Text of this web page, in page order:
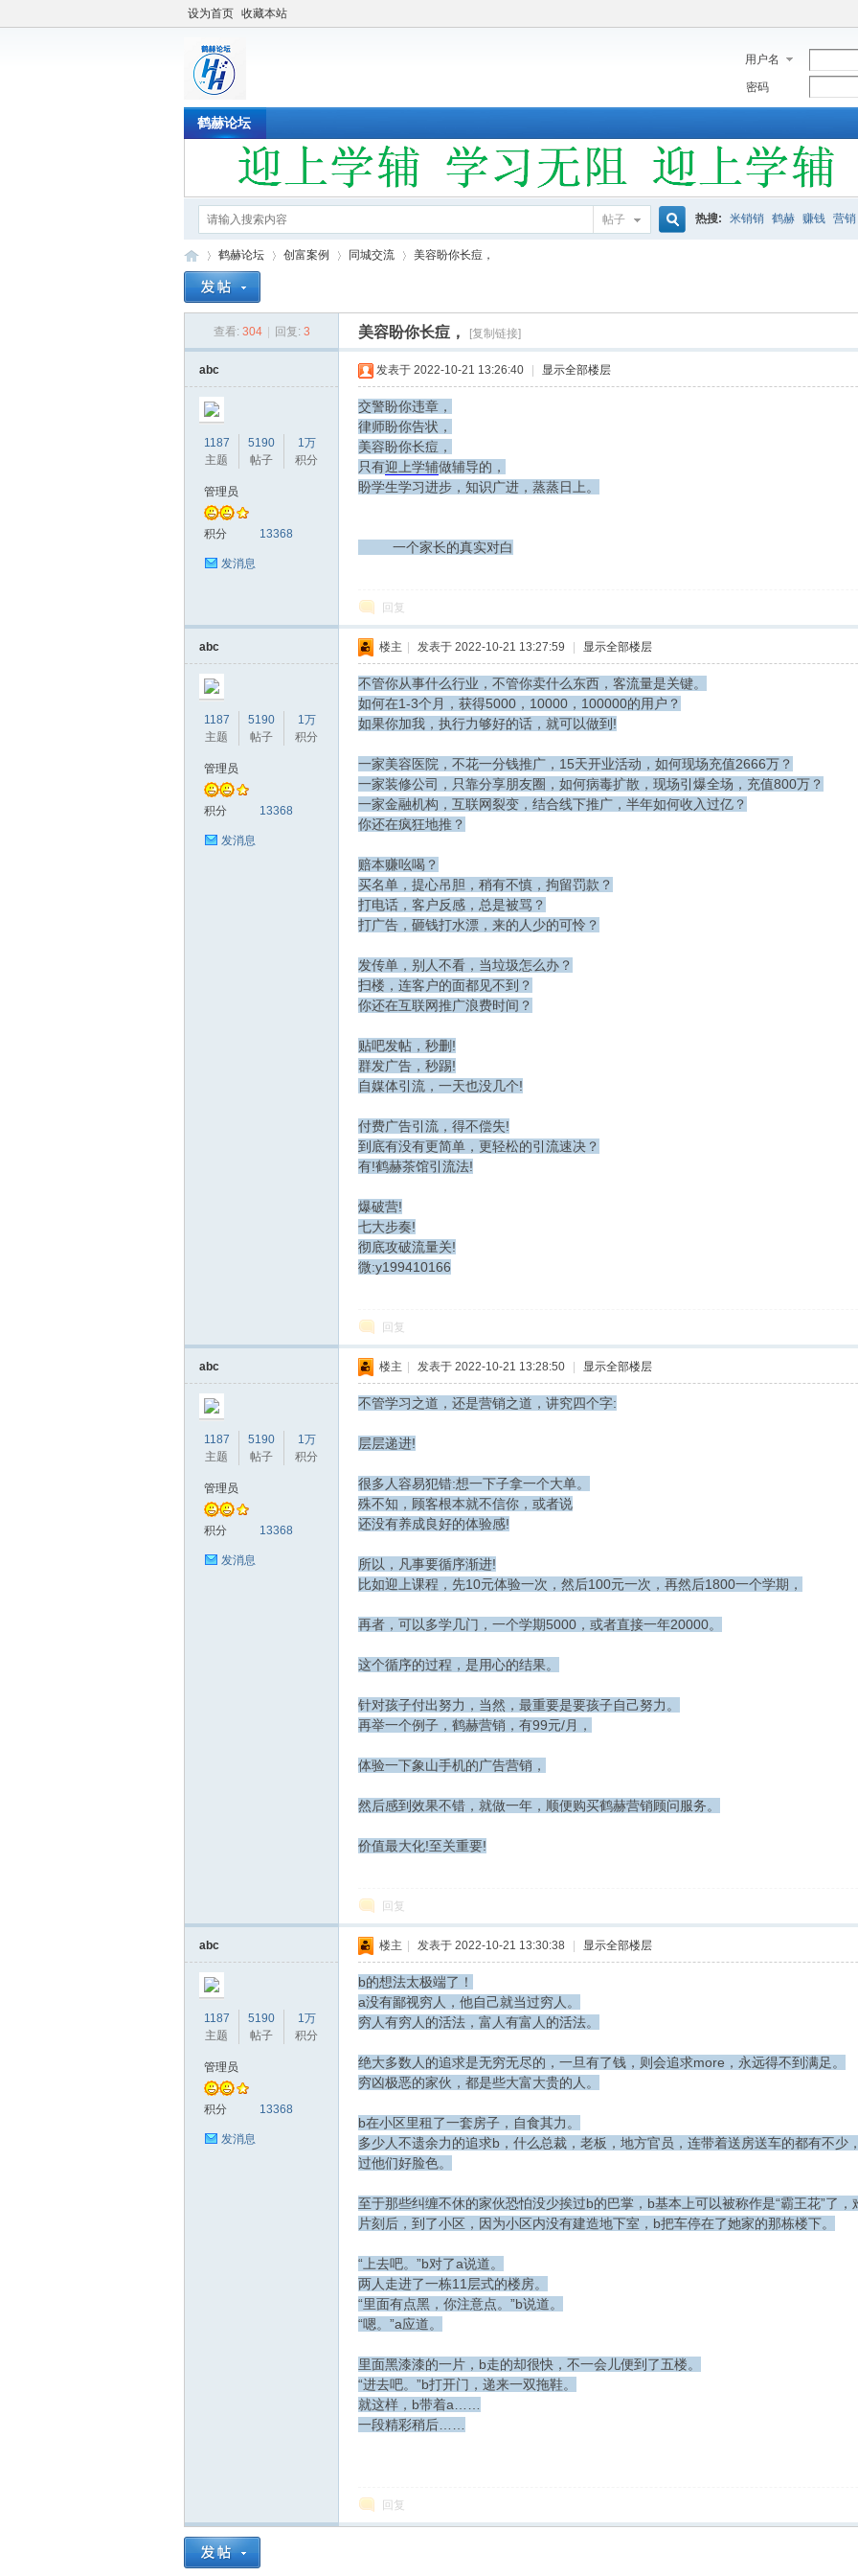
设为首页 收藏本站
用户名
密码
鹤赫论坛
帖子 热搜: 米销销 鹤赫 赚钱 营销
鹤赫论坛 创富案例 同城交流
›
美容盼你长痘，
查看: 304 回复: 3 美容盼你长痘， [复制链接]
abc
1187
主题
5190
帖子
1万
积分
管理员
积分 13368
发消息
发表于 2022-10-21 13:26:40 显示全部楼层
交警盼你违章，
律师盼你告状，
美容盼你长痘，
只有迎上学辅做辅导的，
盼学生学习进步，知识广进，蒸蒸日上。
一个家长的真实对白
回复
abc
1187
主题
5190
帖子
1万
积分
管理员
积分 13368
发消息
楼主 发表于 2022-10-21 13:27:59 显示全部楼层
不管你从事什么行业，不管你卖什么东西，客流量是关键。
如何在1-3个月，获得5000，10000，100000的用户？
如果你加我，执行力够好的话，就可以做到!
一家美容医院，不花一分钱推广，15天开业活动，如何现场充值2666万？
一家装修公司，只靠分享朋友圈，如何病毒扩散，现场引爆全场，充值800万？
一家金融机构，互联网裂变，结合线下推广，半年如何收入过亿？
你还在疯狂地推？
赔本赚吆喝？
买名单，提心吊胆，稍有不慎，拘留罚款？
打电话，客户反感，总是被骂？
打广告，砸钱打水漂，来的人少的可怜？
发传单，别人不看，当垃圾怎么办？
扫楼，连客户的面都见不到？
你还在互联网推广浪费时间？
贴吧发帖，秒删!
群发广告，秒踢!
自媒体引流，一天也没几个!
付费广告引流，得不偿失!
到底有没有更简单，更轻松的引流速决？
有!鹤赫茶馆引流法!
爆破营!
七大步奏!
彻底攻破流量关!
微:y199410166
回复
abc
1187
主题
5190
帖子
1万
积分
管理员
积分 13368
发消息
楼主 发表于 2022-10-21 13:28:50 显示全部楼层
不管学习之道，还是营销之道，讲究四个字:
层层递进!
很多人容易犯错:想一下子拿一个大单。
殊不知，顾客根本就不信你，或者说
还没有养成良好的体验感!
所以，凡事要循序渐进!
比如迎上课程，先10元体验一次，然后100元一次，再然后1800一个学期，
再者，可以多学几门，一个学期5000，或者直接一年20000。
这个循序的过程，是用心的结果。
针对孩子付出努力，当然，最重要是要孩子自己努力。
再举一个例子，鹤赫营销，有99元/月，
体验一下象山手机的广告营销，
然后感到效果不错，就做一年，顺便购买鹤赫营销顾问服务。
价值最大化!至关重要!
回复
abc
1187
主题
5190
帖子
1万
积分
管理员
积分 13368
发消息
楼主 发表于 2022-10-21 13:30:38 显示全部楼层
b的想法太极端了！
a没有鄙视穷人，他自己就当过穷人。
穷人有穷人的活法，富人有富人的活法。
绝大多数人的追求是无穷无尽的，一旦有了钱，则会追求more，永远得不到满足。
穷凶极恶的家伙，都是些大富大贵的人。
b在小区里租了一套房子，自食其力。
多少人不遗余力的追求b，什么总裁，老板，地方官员，连带着送房送车的都有不少
过他们好脸色。
至于那些纠缠不休的家伙恐怕没少挨过b的巴掌，b基本上可以被称作是“霸王花”了，
片刻后，到了小区，因为小区内没有建造地下室，b把车停在了她家的那栋楼下。
“上去吧。”b对了a说道。
两人走进了一栋11层式的楼房。
“里面有点黑，你注意点。”b说道。
“嗯。”a应道。
里面黑漆漆的一片，b走的却很快，不一会儿便到了五楼。
“进去吧。”b打开门，递来一双拖鞋。
就这样，b带着a……
一段精彩稍后……
回复